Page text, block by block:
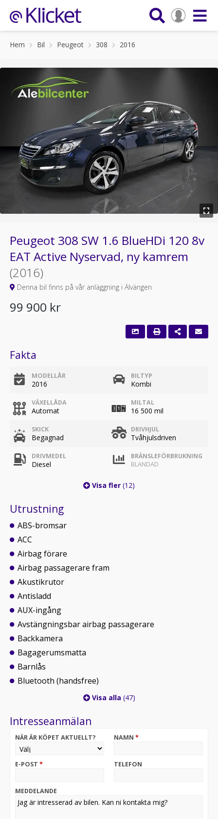
Hem Bil Peugeot 308 2016
Peugeot 308 SW 1.6 BlueHDi 120 8v
EAT Active Nyservad, ny kamrem
(2016)
Denna bil finns på vår anläggning i Älvängen
99 900 kr
Fakta
MODELLÅR
2016
BILTYP
Kombi
VÄXELLÅDA
Automat
MILTAL
16 500 mil
SKICK
Begagnad
DRIVHJUL
Tvåhjulsdriven
DRIVMEDEL
Diesel
BRÄNSLEFÖRBRUKNING
BLANDAD
Visa fler (12)
Utrustning
ABS-bromsar
ACC
Airbag förare
Airbag passagerare fram
Akustikrutor
Antisladd
AUX-ingång
Avstängningsbar airbag passagerare
Backkamera
Bagagerumsmatta
Barnlås
Bluetooth (handsfree)
Visa alla (47)
Intresseanmälan
NÄR ÄR KÖPET AKTUELLT? NAMN *
E-POST * TELEFON
MEDDELANDE